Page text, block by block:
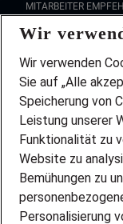
MITARBEITER
FAQ
Wir stellen ein!
DEINE
DEINE
PARTNERSHIP WITH
INITIATIV BEWERBEN
ÜBER UNS
STANDORTE
Wir
Wir verwenden
Sie auf „Alle
Speicherung von
Leistung unserer
Funktionalität zu
Website zu
Bemühungen zu
Personalisierung